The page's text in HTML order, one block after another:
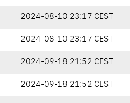
2024-08-10 23:17 CEST
2024-08-10 23:17 CEST
2024-09-18 21:52 CEST
2024-09-18 21:52 CEST